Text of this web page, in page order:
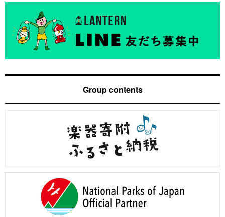
Group contents